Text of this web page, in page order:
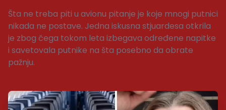
Šta ne treba piti u avionu pitanje je koje mnogi putnici
nikada ne postave. Jedna iskusna stjuardesa otkrila
je zbog čega tokom leta izbegava određene napitke
i savetovala putnike na šta posebno da obrate
pažnju.